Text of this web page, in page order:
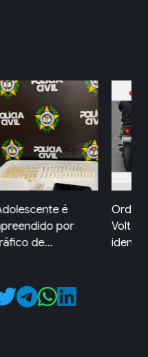
Ordem Pública de
Volta Redonda
identific...